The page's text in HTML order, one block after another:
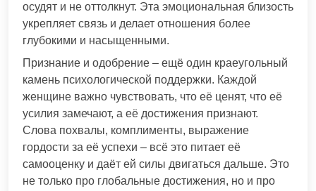
осудят и не оттолкнут. Эта эмоциональная близость
укрепляет связь и делает отношения более
глубокими и насыщенными.
Признание и одобрение – ещё один краеугольный
камень психологической поддержки. Каждой
женщине важно чувствовать, что её ценят, что её
усилия замечают, а её достижения признают.
Слова похвалы, комплименты, выражение
гордости за её успехи – всё это питает её
самооценку и даёт ей силы двигаться дальше. Это
не только про глобальные достижения, но и про